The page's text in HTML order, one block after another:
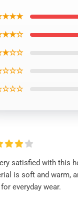
satisfied with this
is soft and warm,
everyday wear.